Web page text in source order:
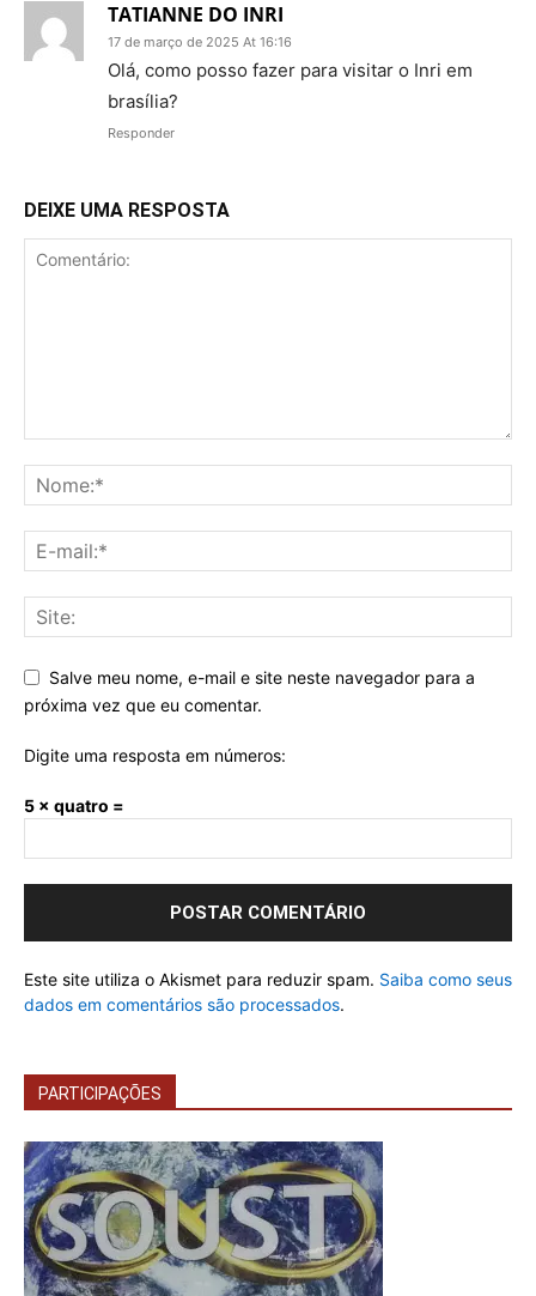
TATIANNE DO INRI
17 de março de 2025 At 16:16
Olá, como posso fazer para visitar o Inri em
brasília?
Responder
DEIXE UMA RESPOSTA
Salve meu nome, e-mail e site neste navegador para a
próxima vez que eu comentar.
Digite uma resposta em números:
5 × quatro =
Este site utiliza o Akismet para reduzir spam. Saiba como seus
dados em comentários são processados.
PARTICIPAÇÕES